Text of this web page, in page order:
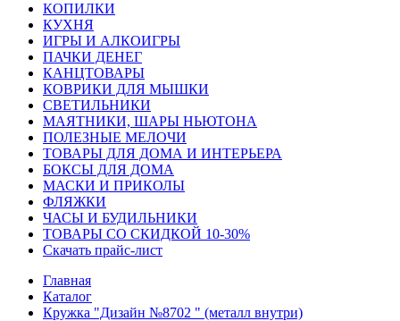
КОПИЛКИ
КУХНЯ
ИГРЫ И АЛКОИГРЫ
ПАЧКИ ДЕНЕГ
КАНЦТОВАРЫ
КОВРИКИ ДЛЯ МЫШКИ
СВЕТИЛЬНИКИ
МАЯТНИКИ, ШАРЫ НЬЮТОНА
ПОЛЕЗНЫЕ МЕЛОЧИ
ТОВАРЫ ДЛЯ ДОМА И ИНТЕРЬЕРА
БОКСЫ ДЛЯ ДОМА
МАСКИ И ПРИКОЛЫ
ФЛЯЖКИ
ЧАСЫ И БУДИЛЬНИКИ
ТОВАРЫ СО СКИДКОЙ 10-30%
Скачать прайс-лист
Главная
Каталог
Кружка "Дизайн №8702 " (металл внутри)